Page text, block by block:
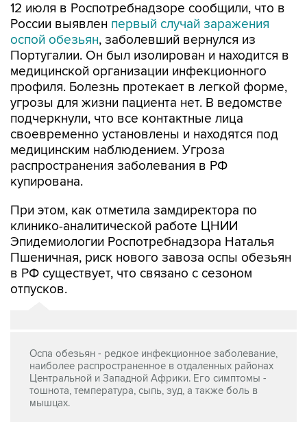
12 июля в Роспотребнадзоре сообщили, что в
России выявлен первый случай заражения
оспой обезьян, заболевший вернулся из
Португалии. Он был изолирован и находится в
медицинской организации инфекционного
профиля. Болезнь протекает в легкой форме,
угрозы для жизни пациента нет. В ведомстве
подчеркнули, что все контактные лица
своевременно установлены и находятся под
медицинским наблюдением. Угроза
распространения заболевания в РФ
купирована.
При этом, как отметила замдиректора по
клинико-аналитической работе ЦНИИ
Эпидемиологии Роспотребнадзора Наталья
Пшеничная, риск нового завоза оспы обезьян
в РФ существует, что связано с сезоном
отпусков.
Оспа обезьян - редкое инфекционное заболевание,
наиболее распространенное в отдаленных районах
Центральной и Западной Африки. Его симптомы -
тошнота, температура, сыпь, зуд, а также боль в
мышцах.